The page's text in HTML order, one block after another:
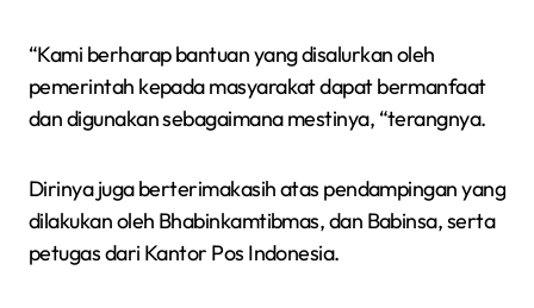
“Kami berharap bantuan yang disalurkan oleh
pemerintah kepada masyarakat dapat bermanfaat
dan digunakan sebagaimana mestinya, “terangnya.
Dirinya juga berterimakasih atas pendampingan yang
dilakukan oleh Bhabinkamtibmas, dan Babinsa, serta
petugas dari Kantor Pos Indonesia.